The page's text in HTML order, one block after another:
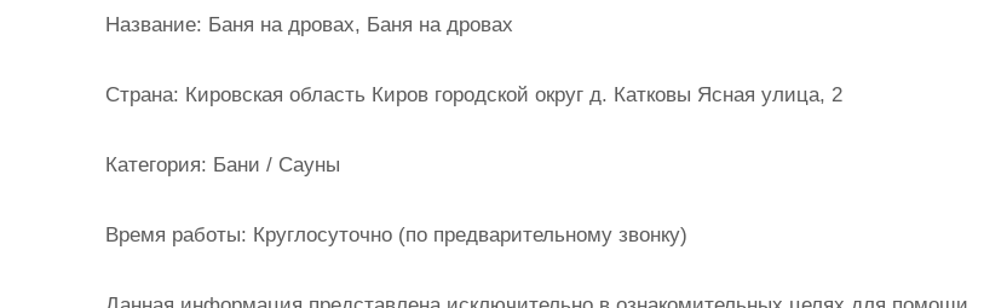
Название: Баня на дровах, Баня на дровах
Страна: Кировская область Киров городской округ д. Катковы Ясная улица, 2
Категория: Бани / Сауны
Время работы: Круглосуточно (по предварительному звонку)